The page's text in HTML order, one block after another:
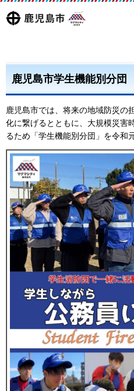
鹿児島
マグ
マシ
島市
鹿児島市学生機能別分団
鹿児島市では、将来の地域防災の
化に繋げるとともに、大規模災害
るため「学生機能別分団」を令和